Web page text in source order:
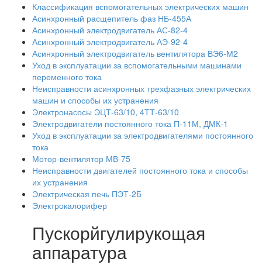
Классификация вспомогательных электрических машин
Асинхронный расщепитель фаз НБ-455А
Асинхронный электродвигатель АС-82-4
Асинхронный электродвигатель АЭ-92-4
Асинхронный электродвигатель вентилятора ВЭ6-М2
Уход в эксплуатации за вспомогательными машинами
переменного тока
Неисправности асинхронных трехфазных электрических
машин и способы их устранения
Электронасосы ЭЦТ-63/10, 4ТТ-63/10
Электродвигатели постоянного тока П-11М, ДМК-1
Уход в эксплуатации за электродвигателями постоянного
тока
Мотор-вентилятор МВ-75
Неисправности двигателей постоянного тока и способы
их устранения
Электрическая печь ПЭТ-2Б
Электрокалорифер
Пускорйгулирукощая
аппаратура